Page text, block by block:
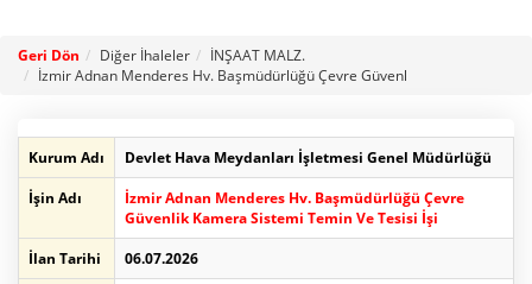
Geri Dön Diğer İhaleler
İNŞAAT MALZ.
İzmir Adnan Menderes Hv. Başmüdürlüğü Çevre Güvenl
Kurum Adı
Devlet Hava Meydanları İşletmesi Genel Müdürlüğü
İşin Adı
İzmir Adnan Menderes Hv. Başmüdürlüğü Çevre
Güvenlik Kamera Sistemi Temin Ve Tesisi İşi
İlan Tarihi
06.07.2026